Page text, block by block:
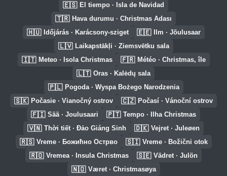
🇪🇸 El tiempo · Isla de Navidad
🇹🇷 Hava durumu · Christmas Adası
🇭🇺 Időjárás · Karácsony-sziget 🇪🇪 Ilm · Jõulusaar
🇱🇻 Laikapstākļi · Ziemsvētku sala
🇮🇹 Meteo · Isola Christmas 🇫🇷 Météo · Christmas, île
🇱🇹 Oras · Kalėdų sala
🇵🇱 Pogoda · Wyspa Bożego Narodzenia
🇸🇰 Počasie · Vianočný ostrov 🇨🇿 Počasí · Vánoční ostrov
🇫🇮 Sää · Joulusaari 🇵🇹 Tempo · Ilha Christmas
🇻🇳 Thời tiết · Đảo Giáng Sinh 🇩🇰 Vejret · Juleøen
🇷🇸 Vreme · Божићно Острво 🇸🇮 Vreme · Božični otok
🇷🇴 Vremea · Insula Christmas 🇸🇪 Vädret · Julön
🇳🇴 Været · Christmasøya